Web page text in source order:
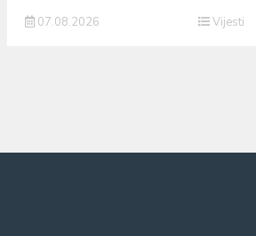
07.08.2026 Vijesti